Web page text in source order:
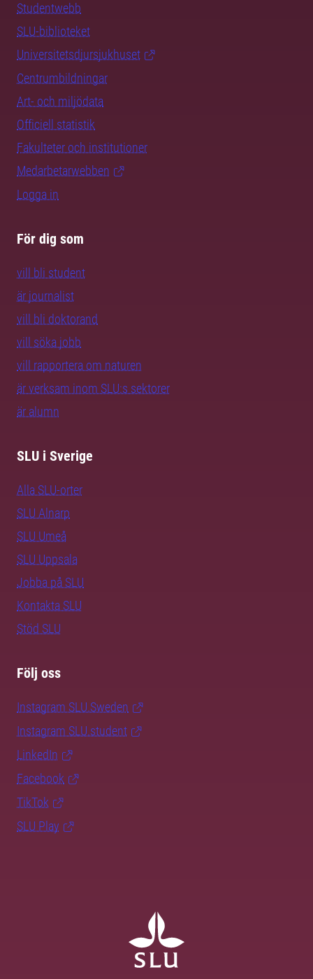
Studentwebb
SLU-biblioteket
Universitetsdjursjukhuset
Centrumbildningar
Art- och miljödata
Officiell statistik
Fakulteter och institutioner
Medarbetarwebben
Logga in
För dig som
vill bli student
är journalist
vill bli doktorand
vill söka jobb
vill rapportera om naturen
är verksam inom SLU:s sektorer
är alumn
SLU i Sverige
Alla SLU-orter
SLU Alnarp
SLU Umeå
SLU Uppsala
Jobba på SLU
Kontakta SLU
Stöd SLU
Följ oss
Instagram SLU.Sweden
Instagram SLU.student
LinkedIn
Facebook
TikTok
SLU Play